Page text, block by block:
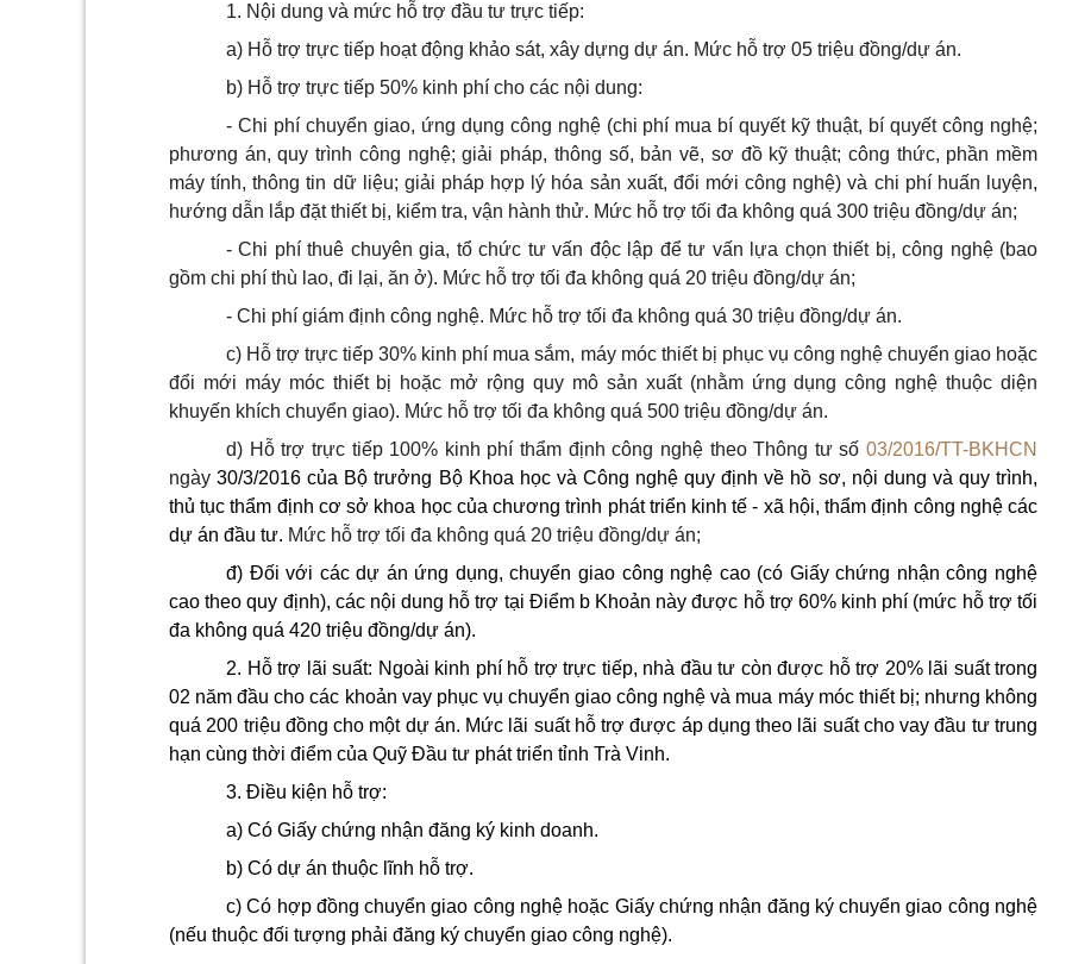
1. Nội dung và mức hỗ trợ đầu tư trực tiếp:
a) Hỗ trợ trực tiếp hoạt động khảo sát, xây dựng dự án. Mức hỗ trợ 05 triệu đồng/dự án.
b) Hỗ trợ trực tiếp 50% kinh phí cho các nội dung:
- Chi phí chuyển giao, ứng dụng công nghệ (chi phí mua bí quyết kỹ thuật, bí quyết công nghệ;
phương án, quy trình công nghệ; giải pháp, thông số, bản vẽ, sơ đồ kỹ thuật; công thức, phần mềm
máy tính, thông tin dữ liệu; giải pháp hợp lý hóa sản xuất, đổi mới công nghệ) và chi phí huấn luyện,
hướng dẫn lắp đặt thiết bị, kiểm tra, vận hành thử. Mức hỗ trợ tối đa không quá 300 triệu đồng/dự án;
- Chi phí thuê chuyên gia, tổ chức tư vấn độc lập để tư vấn lựa chọn thiết bị, công nghệ (bao
gồm chi phí thù lao, đi lại, ăn ở). Mức hỗ trợ tối đa không quá 20 triệu đồng/dự án;
- Chi phí giám định công nghệ. Mức hỗ trợ tối đa không quá 30 triệu đồng/dự án.
c) Hỗ trợ trực tiếp 30% kinh phí mua sắm, máy móc thiết bị phục vụ công nghệ chuyển giao hoặc
đổi mới máy móc thiết bị hoặc mở rộng quy mô sản xuất (nhằm ứng dụng công nghệ thuộc diện
khuyến khích chuyển giao). Mức hỗ trợ tối đa không quá 500 triệu đồng/dự án.
d) Hỗ trợ trực tiếp 100% kinh phí thẩm định công nghệ theo Thông tư số 03/2016/TT-BKHCN
ngày30/3/2016 của Bộ trưởng Bộ Khoa học và Công nghệ quy định về hồ sơ, nội dung và quy trình,
thủ tục thẩm định cơ sở khoa học của chương trình phát triển kinh tế - xã hội, thẩm định công nghệ các
dự án đầu tư. Mức hỗ trợ tối đa không quá 20 triệu đồng/dự án;
đ) Đối với các dự án ứng dụng, chuyển giao công nghệ cao (có Giấy chứng nhận công nghệ
cao theo quy định), các nội dung hỗ trợ tại Điểm b Khoản này được hỗ trợ 60% kinh phí (mức hỗ trợ tối
đa không quá 420 triệu đồng/dự án).
2. Hỗ trợ lãi suất: Ngoài kinh phí hỗ trợ trực tiếp, nhà đầu tư còn được hỗ trợ 20% lãi suất trong
02 năm đầu cho các khoản vay phục vụ chuyển giao công nghệ và mua máy móc thiết bị; nhưng không
quá 200 triệu đồng cho một dự án. Mức lãi suất hỗ trợ được áp dụng theo lãi suất cho vay đầu tư trung
hạn cùng thời điểm của Quỹ Đầu tư phát triển tỉnh Trà Vinh.
3. Điều kiện hỗ trợ:
a) Có Giấy chứng nhận đăng ký kinh doanh.
b) Có dự án thuộc lĩnh hỗ trợ.
c) Có hợp đồng chuyển giao công nghệ hoặc Giấy chứng nhận đăng ký chuyển giao công nghệ
(nếu thuộc đối tượng phải đăng ký chuyển giao công nghệ).